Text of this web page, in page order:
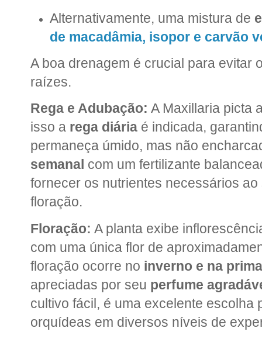
Alternativamente, uma mistura de
de macadâmia, isopor e carvão
A boa drenagem é crucial para evitar
raízes.
Rega e Adubação: A Maxillaria picta
isso a rega diária é indicada,
permaneça úmido, mas não
semanal com um fertilizante
fornecer os nutrientes necessários
floração.
Floração: A planta exibe
com uma única flor de
floração ocorre no inverno e na
apreciadas por seu perfume
cultivo fácil, é uma excelente escolha
orquídeas em diversos níveis de